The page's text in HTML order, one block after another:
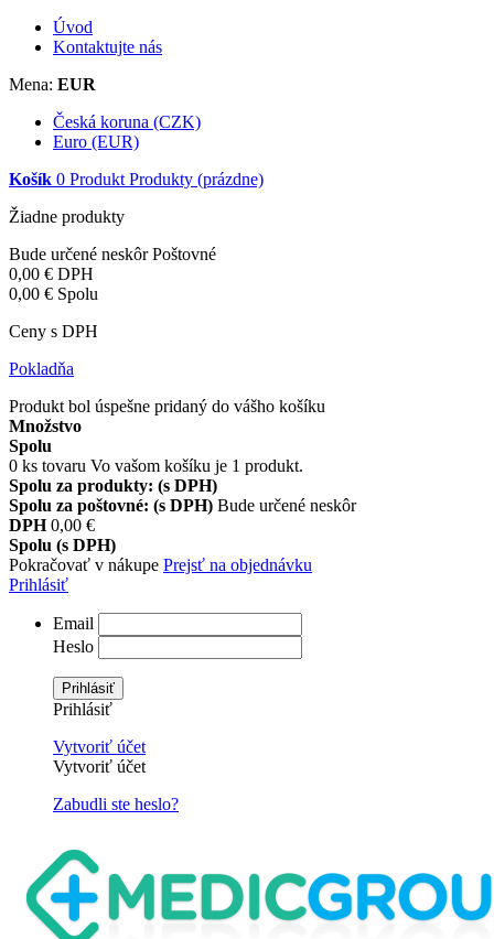
Úvod
Kontaktujte nás
Mena: EUR
Česká koruna (CZK)
Euro (EUR)
Košík 0 Produkt Produkty (prázdne)
Žiadne produkty
Bude určené neskôrPoštovné
0,00 € DPH
0,00 € Spolu
Ceny s DPH
Pokladňa
Produkt bol úspešne pridaný do vášho košíku
Množstvo
Spolu
0 ks tovaru Vo vašom košíku je 1 produkt.
Spolu za produkty: (s DPH)
Spolu za poštovné: (s DPH) Bude určené neskôr
DPH 0,00 €
Spolu (s DPH)
Pokračovať v nákupe Prejsť na objednávku
Prihlásiť
Email
Heslo
Prihlásiť
Prihlásiť
Vytvoriť účet
Vytvoriť účet
Zabudli ste heslo?